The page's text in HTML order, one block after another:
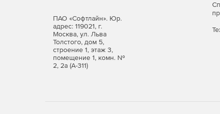
ПАО «Софтлайн». Юр.
адрес: 119021, г.
Москва, ул. Льва
Толстого, дом 5,
строение 1, этаж 3,
помещение 1, комн. №
2, 2а (А-311)